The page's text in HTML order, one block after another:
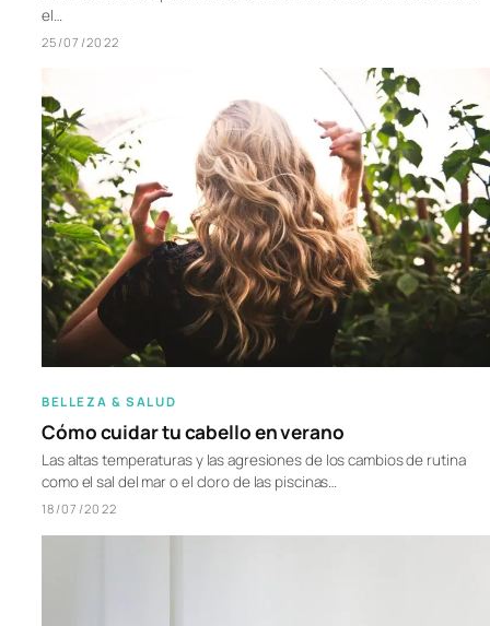
el…
25/07/2022
BELLEZA & SALUD
Cómo cuidar tu cabello en verano
Las altas temperaturas y las agresiones de los cambios de rutina
como el sal del mar o el cloro de las piscinas…
18/07/2022